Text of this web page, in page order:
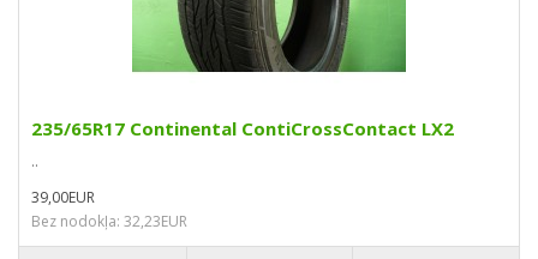
235/65R17 Continental ContiCrossContact LX2
..
39,00EUR
Bez nodokļa: 32,23EUR